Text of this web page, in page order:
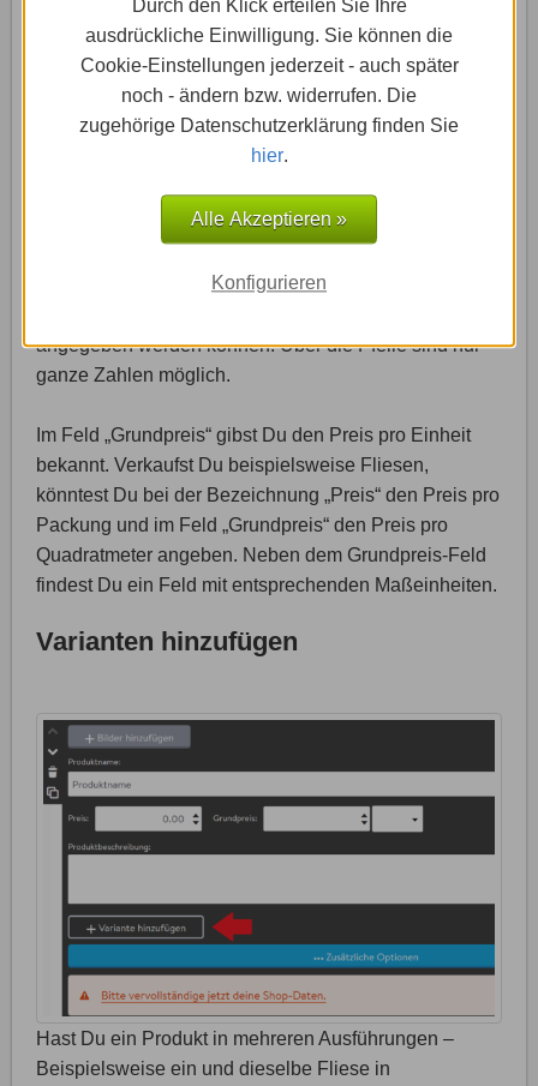
Durch den Klick erteilen Sie Ihre
ausdrückliche Einwilligung. Sie können die
Cookie-Einstellungen jederzeit - auch später
noch - ändern bzw. widerrufen. Die
zugehörige Datenschutzerklärung finden Sie
hier.
Alle Akzeptieren »
Konfigurieren
direkt in das dafür vorhergesehene Preis-Feld, weil
angegeben werden können. Über die Pfeile sind nur
ganze Zahlen möglich.
Im Feld „Grundpreis“ gibst Du den Preis pro Einheit
bekannt. Verkaufst Du beispielsweise Fliesen,
könntest Du bei der Bezeichnung „Preis“ den Preis pro
Packung und im Feld „Grundpreis“ den Preis pro
Quadratmeter angeben. Neben dem Grundpreis-Feld
findest Du ein Feld mit entsprechenden Maßeinheiten.
Varianten hinzufügen
Hast Du ein Produkt in mehreren Ausführungen –
Beispielsweise ein und dieselbe Fliese in